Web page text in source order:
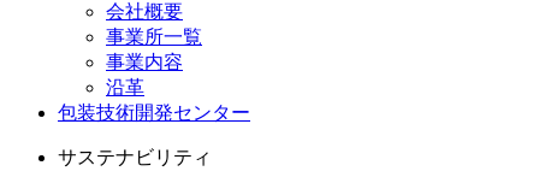
会社概要
事業所一覧
事業内容
沿革
包装技術開発センター
サステナビリティ